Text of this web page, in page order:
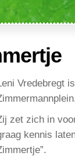
Vredebregt
zet zich in
kennis